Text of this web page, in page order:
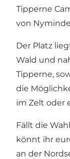
Tipperne
von
Der Platz
Wald und
Tipperne,
die
im Zelt oder
Fällt die
könnt ihr
an der